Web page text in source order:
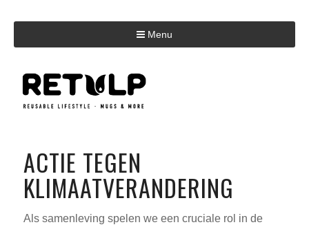
Menu
ACTIE TEGEN
KLIMAATVERANDERING
Als samenleving spelen we een cruciale rol in de